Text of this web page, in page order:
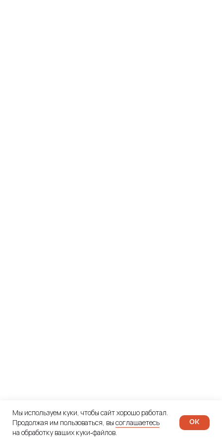
Мы используем куки, чтобы сайт хорошо работал.
Продолжая им пользоваться, вы соглашаетесь
на обработку ваших куки‑файлов.
ОК